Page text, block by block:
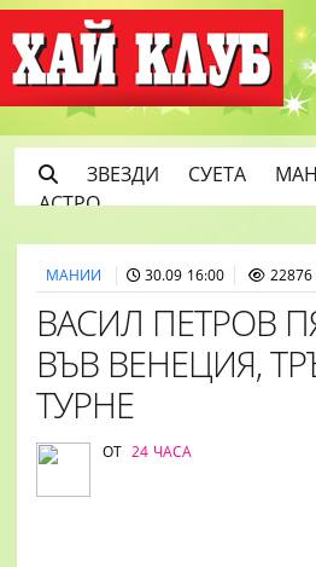
ЗВЕЗДИ СУЕТА
АСТРО
МАНИИ 30.09 16:00 22876
ВАСИЛ ПЕТРОВ
ВЪВ ВЕНЕЦИЯ,
ТУРНЕ
ОТ 24 ЧАСА